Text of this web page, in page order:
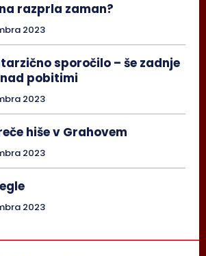
razprla zaman?
2023
sporočilo – še zadnje
pobitimi
2023
hiše v Grahovem
2023
2023